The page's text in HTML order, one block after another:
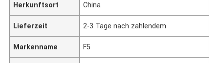
Herkunftsort China
Lieferzeit 2-3 Tage nach zahlendem
Markenname F5